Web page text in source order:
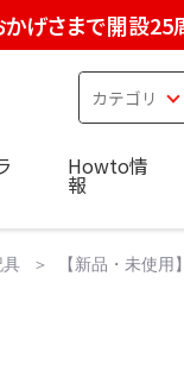
かげさまで開設25
Howto情
報
具 【新品・未使